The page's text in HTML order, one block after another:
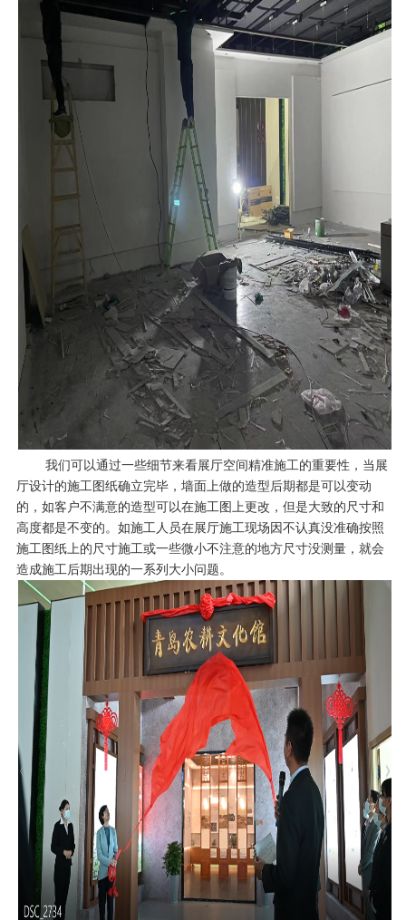
我们可以通过一些细节来看展厅空间精准施工的重要性，当展
厅设计的施工图纸确立完毕，墙面上做的造型后期都是可以变动
的，如客户不满意的造型可以在施工图上更改，但是大致的尺寸和
高度都是不变的。如施工人员在展厅施工现场因不认真没准确按照
施工图纸上的尺寸施工或一些微小不注意的地方尺寸没测量，就会
造成施工后期出现的一系列大小问题。